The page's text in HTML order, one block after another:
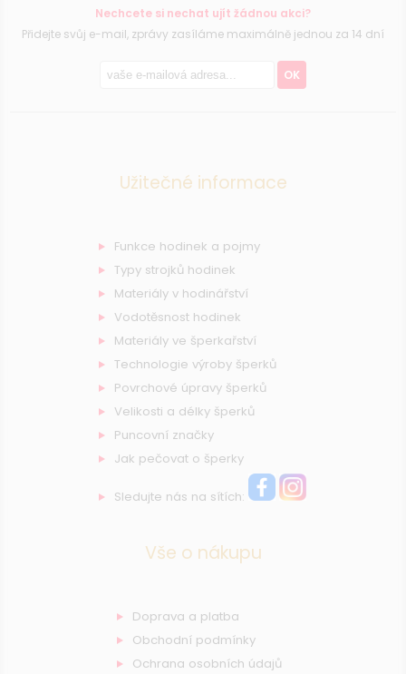
Nechcete si nechat ujít žádnou akci?
Přidejte svůj e-mail, zprávy zasíláme maximálně jednou za 14 dní
OK
Užitečné informace
Funkce hodinek a pojmy
Typy strojků hodinek
Materiály v hodinářství
Vodotěsnost hodinek
Materiály ve šperkařství
Technologie výroby šperků
Povrchové úpravy šperků
Velikosti a délky šperků
Puncovní značky
Jak pečovat o šperky
Sledujte nás na sítích:
Vše o nákupu
Doprava a platba
Obchodní podmínky
Ochrana osobních údajů